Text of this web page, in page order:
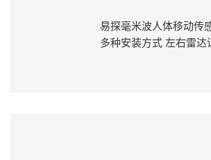
易探毫米波人体移动传感
多种安装方式 左右雷达